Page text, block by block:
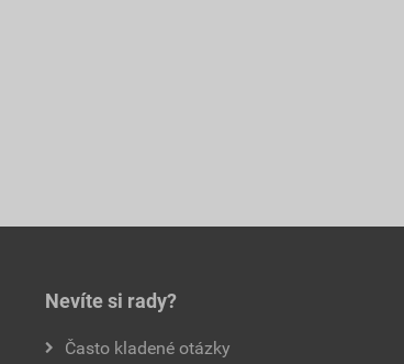
Nevíte si rady?
Často kladené otázky